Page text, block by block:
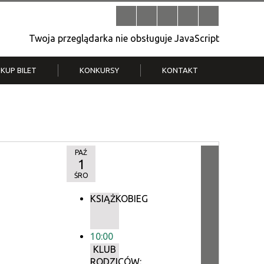
Twoja przeglądarka nie obsługuje JavaScript
KUP BILET KONKURSY KONTAKT
PAŹ
1
ŚRO
KSIĄŻKOBIEG
10:00
KLUB
RODZICÓW: